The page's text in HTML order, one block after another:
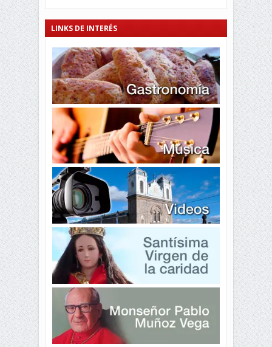
LINKS DE INTERÉS